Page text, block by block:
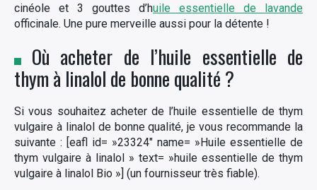
cinéole et 3 gouttes d’huile essentielle de lavande
officinale. Une pure merveille aussi pour la détente !
Où acheter de l’huile essentielle de
thym à linalol de bonne qualité ?
Si vous souhaitez acheter de l’huile essentielle de thym
vulgaire à linalol de bonne qualité, je vous recommande la
suivante : [eafl id= »23324″ name= »Huile essentielle de
thym vulgaire à linalol » text= »huile essentielle de thym
vulgaire à linalol Bio »] (un fournisseur très fiable).